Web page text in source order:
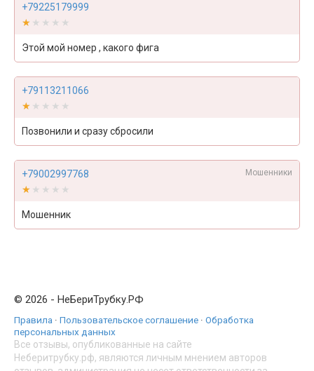
+79225179999
★★★★★
★★★★★
Этой мой номер , какого фига
+79113211066
★★★★★
★★★★★
Позвонили и сразу сбросили
+79002997768 Мошенники
★★★★★
★★★★★
Мошенник
© 2026 - НеБериТрубку.РФ
Правила · Пользовательское соглашение · Обработка
персональных данных
Все отзывы, опубликованные на сайте
Неберитрубку.рф, являются личным мнением авторов